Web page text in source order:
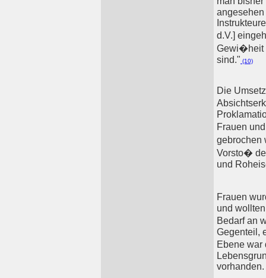
angesehen
d.V.]
Gewi�heit
sind." (10)
Die
Frauen
gebrochen
Vorsto�
und
Frauen
und
Bedarf an
Gegenteil,
Ebene
vorhanden.